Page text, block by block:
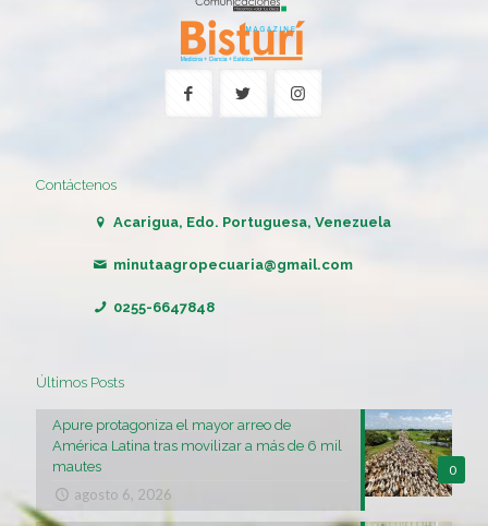
Contáctenos
Acarigua, Edo. Portuguesa, Venezuela
minutaagropecuaria@gmail.com
0255-6647848
Últimos Posts
0
Apure protagoniza el mayor arreo de
América Latina tras movilizar a más de 6 mil
mautes
agosto 6, 2026